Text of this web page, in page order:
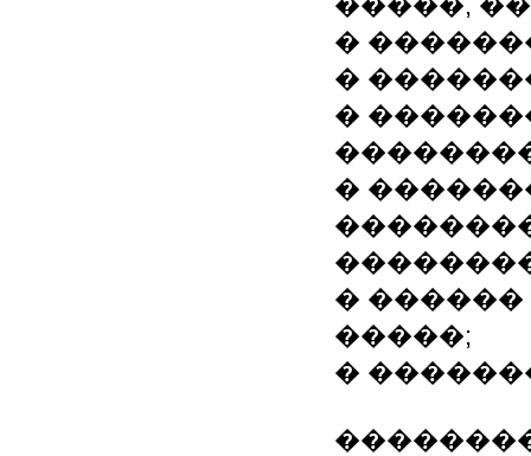
�
�
�
�
� ������
�����;
�